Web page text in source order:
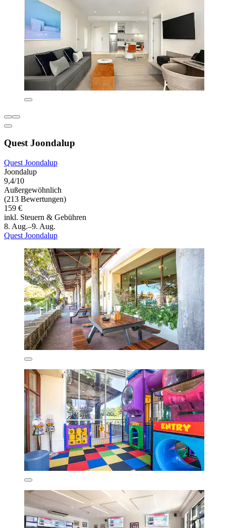
Quest Joondalup
Quest Joondalup
Joondalup
9,4/10
Außergewöhnlich
(213 Bewertungen)
159 €
inkl. Steuern & Gebühren
8. Aug.–9. Aug.
Quest Joondalup